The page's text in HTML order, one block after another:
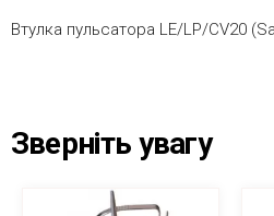
Втулка пульсатора LЕ/LP/CV20
Зверніть увагу